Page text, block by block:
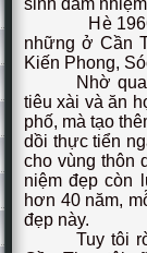
sinh đảm
Hè 1966,
những ở Cần
Kiến Phong,
Nhờ
tiêu xài và ăn
phố, mà tạo
dồi thực tiển
cho vùng thôn
niệm đẹp còn
hơn 40 năm,
đẹp này.
Tuy tôi